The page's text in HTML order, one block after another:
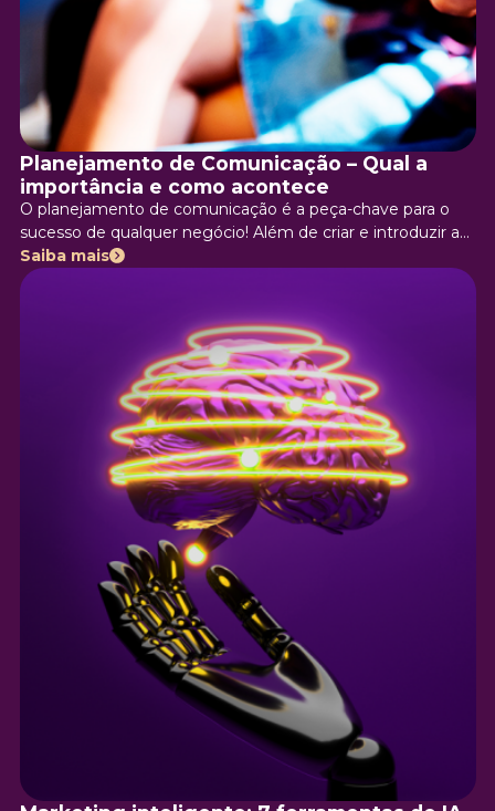
Planejamento de Comunicação – Qual a
importância e como acontece
O planejamento de comunicação é a peça-chave para o
sucesso de qualquer negócio! Além de criar e introduzir a
marca no mercado, a comunicação é um dos maiores
pilares para a empresa poder crescer, mas nada é possível
a entender a importância de um planejamento de
comunicação para a sua marca.
Saiba mais